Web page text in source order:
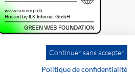
Continuer sans accepter
Politique de confidentialité